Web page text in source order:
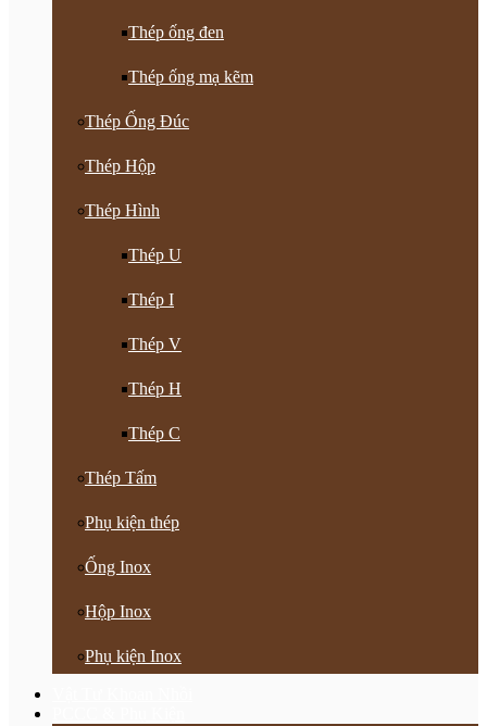
Thép ống đen
Thép ống mạ kẽm
Thép Ống Đúc
Thép Hộp
Thép Hình
Thép U
Thép I
Thép V
Thép H
Thép C
Thép Tấm
Phụ kiện thép
Ống Inox
Hộp Inox
Phụ kiện Inox